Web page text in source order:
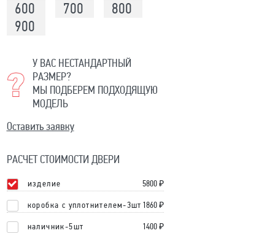
600
700
800
900
У ВАС НЕСТАНДАРТНЫЙ
РАЗМЕР?
МЫ ПОДБЕРЕМ ПОДХОДЯЩУЮ
МОДЕЛЬ
Оставить заявку
РАСЧЕТ СТОИМОСТИ ДВЕРИ
изделие 5800₽
коробка с уплотнителем-3шт 1860 ₽
наличник-5шт 1400 ₽